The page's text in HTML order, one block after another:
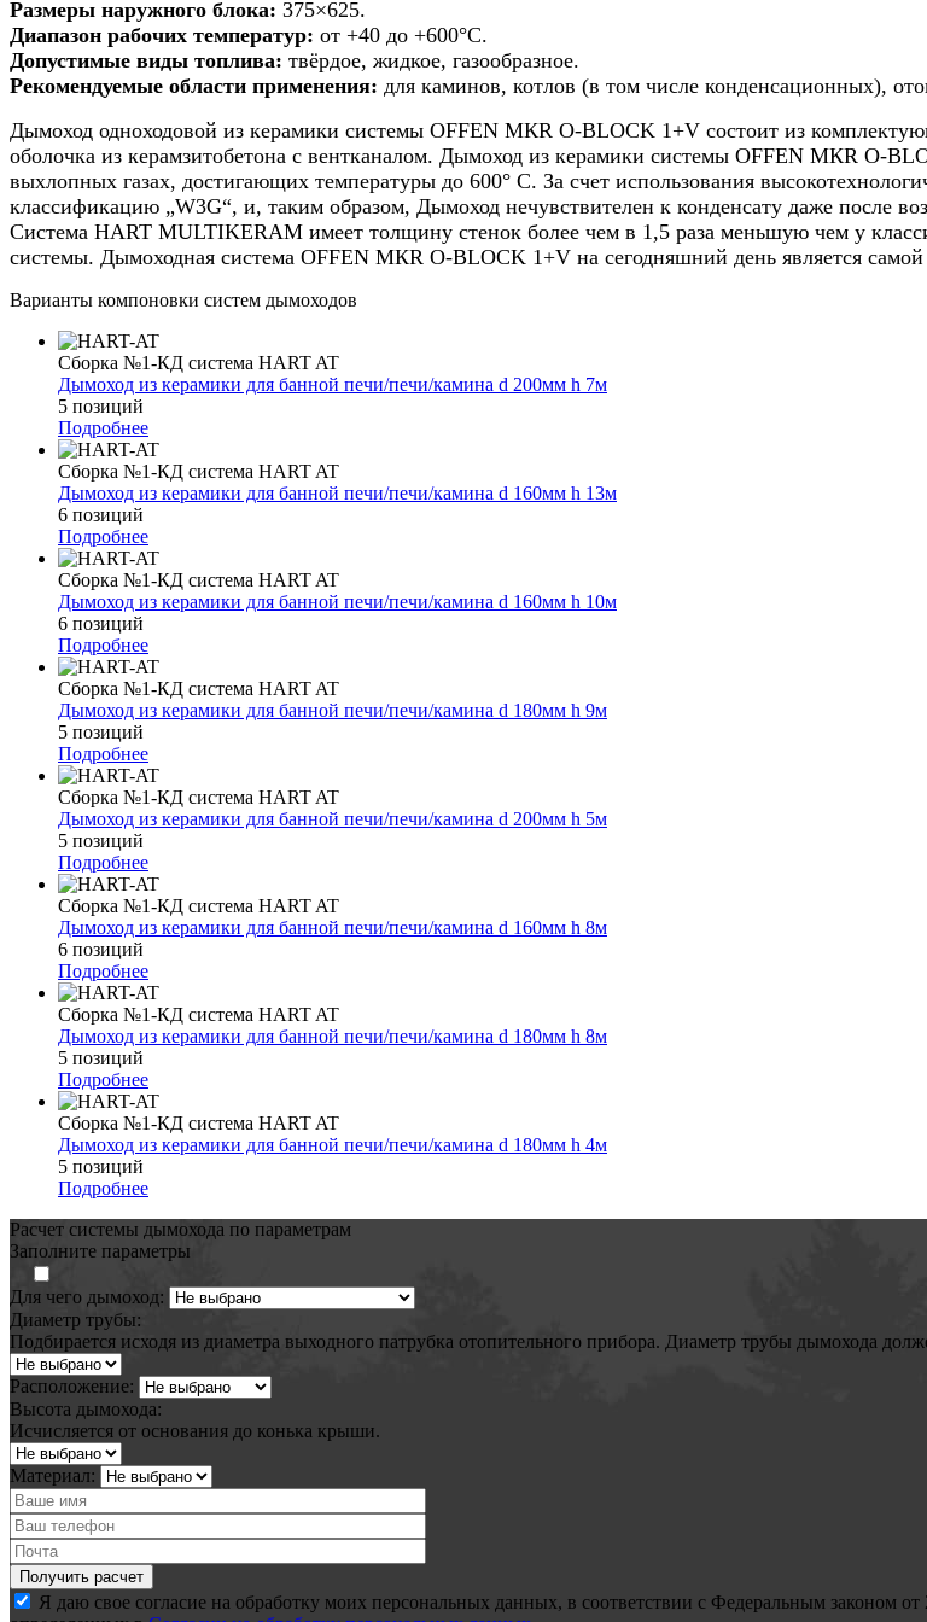
200мм
h
11м
Размеры наружного блока: 375×625.
Диапазон рабочих температур: от +40 до +600°С.
Допустимые виды топлива: твёрдое, жидкое, газообразное.
Рекомендуемые области применения: для каминов, котлов (в том числе конденсационных),
Дымоход одноходовой из керамики системы OFFEN МКR O-BLOCK 1+V состоит из
оболочка из керамзитобетона с вентканалом. Дымоход из керамики системы OFFEN МКR O-
выхлопных газах, достигающих температуры до 600° C. За счет использования
классификацию „W3G“, и, таким образом, Дымоход нечувствителен к конденсату даже после
Система HART MULTIKERAM имеет толщину стенок более чем в 1,5 раза меньшую чем у
системы. Дымоходная система OFFEN МКR O-BLOCK 1+V на сегодняшний день является
Варианты компоновки систем дымоходов
Сборка №1-КД система HART AT
Дымоход из керамики для банной печи/печи/камина d 200мм h 7м
5 позиций
Подробнее
Сборка №1-КД система HART AT
Дымоход из керамики для банной печи/печи/камина d 160мм h 13м
6 позиций
Подробнее
Сборка №1-КД система HART AT
Дымоход из керамики для банной печи/печи/камина d 160мм h 10м
6 позиций
Подробнее
Сборка №1-КД система HART AT
Дымоход из керамики для банной печи/печи/камина d 180мм h 9м
5 позиций
Подробнее
Сборка №1-КД система HART AT
Дымоход из керамики для банной печи/печи/камина d 200мм h 5м
5 позиций
Подробнее
Сборка №1-КД система HART AT
Дымоход из керамики для банной печи/печи/камина d 160мм h 8м
6 позиций
Подробнее
Сборка №1-КД система HART AT
Дымоход из керамики для банной печи/печи/камина d 180мм h 8м
5 позиций
Подробнее
Сборка №1-КД система HART AT
Дымоход из керамики для банной печи/печи/камина d 180мм h 4м
5 позиций
Подробнее
Расчет системы дымохода по параметрам
Заполните параметры
Для чего дымоход:
Диаметр трубы:
Подбирается исходя из диаметра выходного патрубка отопительного прибора. Диаметр трубы дымохода
Расположение:
Высота дымохода:
Исчисляется от основания до конька крыши.
Материал:
Я даю свое согласие на обработку моих персональных данных, в соответствии с Федеральным законом